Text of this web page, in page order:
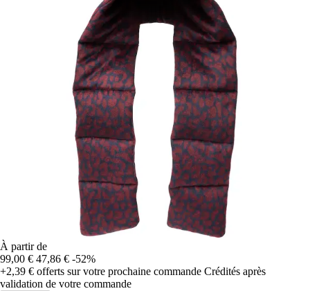
À partir de
99,00 € 47,86 € -52%
+2,39 € offerts sur votre prochaine commande Crédités après
validation de votre commande